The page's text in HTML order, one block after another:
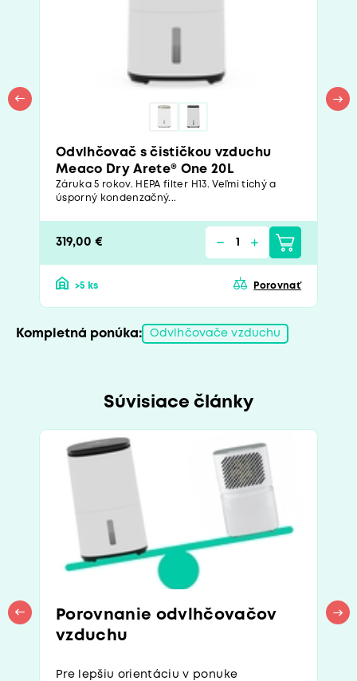
Odvlhčovač s čističkou vzduchu
Meaco Dry Arete® One 20L
Záruka 5 rokov. HEPA filter H13. Veľmi tichý a
úsporný kondenzačný...
319,00 €
>5 ks Porovnať
Kompletná ponúka: Odvlhčovače vzduchu
Súvisiace články
Porovnanie odvlhčovačov
vzduchu
Pre lepšiu orientáciu v ponuke